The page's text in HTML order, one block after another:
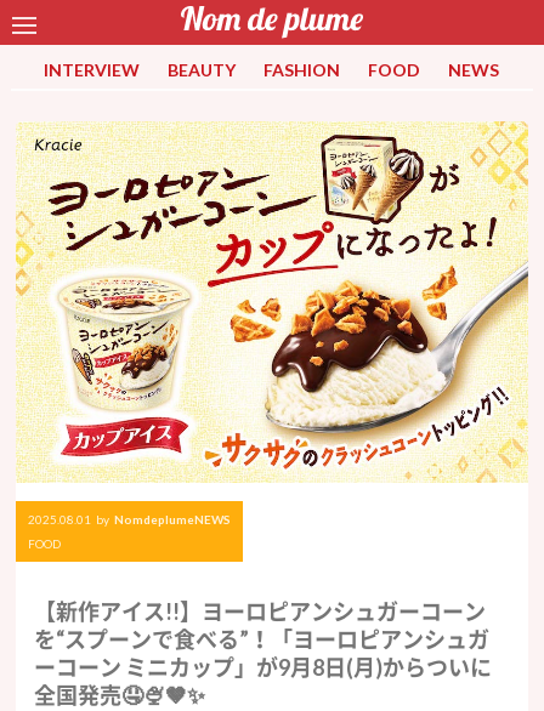
INTERVIEW BEAUTY FASHION FOOD NEWS
2025.08.01 by NomdeplumeNEWS
FOOD
【新作アイス!!】ヨーロピアンシュガーコーン
を“スプーンで食べる”！「ヨーロピアンシュガ
ーコーン ミニカップ」が9月8日(月)からついに
全国発売🤤🍨🤎✨